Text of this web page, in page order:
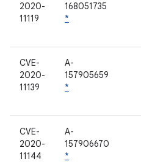
2020-
11119
168051735
*
CVE-
2020-
11139
A-
157905659
*
CVE-
2020-
11144
A-
157906670
*